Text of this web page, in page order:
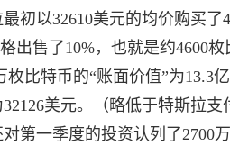
初以32610美元的均价购买了
出售了10%，也就是约4600枚
比特币的“账面价值”为13.3
美元。（略低于特斯拉
第一季度的投资认列了2700